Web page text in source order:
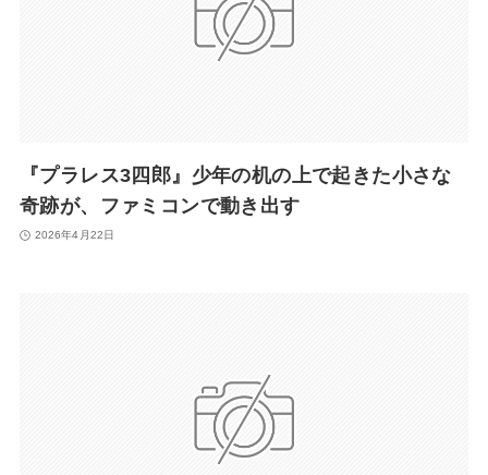
『プラレス3四郎』少年の机の上で起きた小さな
奇跡が、ファミコンで動き出す
2026年4月22日